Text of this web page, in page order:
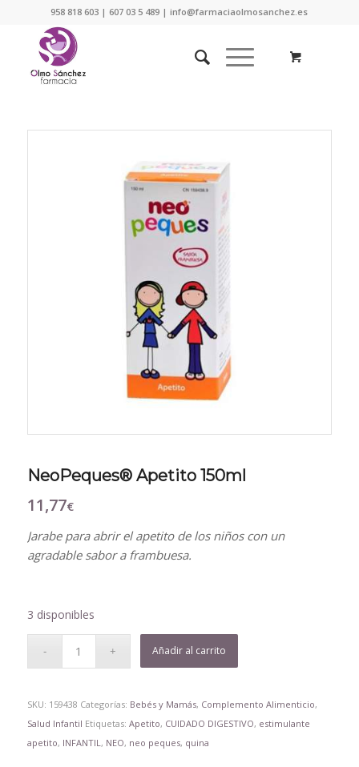
958 818 603 | 607 03 5 489 | info@farmaciaolmosanchez.es
NeoPeques® Apetito 150ml
11,77€
Jarabe para abrir el apetito de los niños con un
agradable sabor a frambuesa.
3 disponibles
Añadir al carrito
SKU: 159438 Categorías: Bebés y Mamás, Complemento Alimenticio,
Salud Infantil Etiquetas: Apetito, CUIDADO DIGESTIVO, estimulante
apetito, INFANTIL , NEO, neo peques, quina